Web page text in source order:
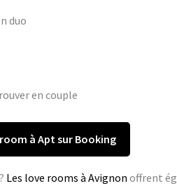
duo
en couple
à Apt sur Booking
Les love rooms à Avignon offrent